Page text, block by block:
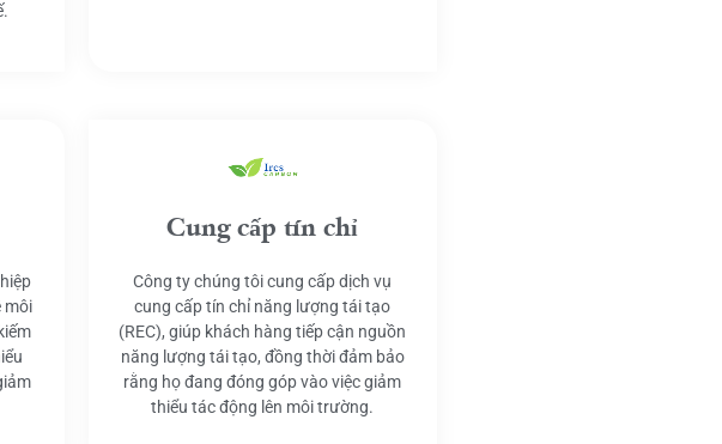
môi
Cung cấp tín chỉ
Công ty chúng tôi cung cấp dịch vụ
cung cấp tín chỉ năng lượng tái tạo
(REC), giúp khách hàng tiếp cận nguồn
năng lượng tái tạo, đồng thời đảm bảo
rằng họ đang đóng góp vào việc giảm
thiểu tác động lên môi trường.